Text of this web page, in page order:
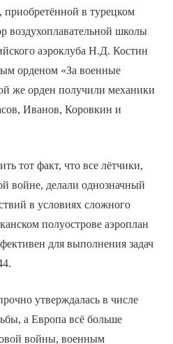
приобретённой в турецком
воздухоплавательной школы
аэроклуба Н.Д. Костин
орденом «За военные
же орден получили механики
Иванов, Коровкин и
тот факт, что все лётчики,
войне, делали однозначный
в условиях сложного
полуострове аэроплан
для выполнения задач
утверждалась в числе
а Европа всё больше
войны, военным